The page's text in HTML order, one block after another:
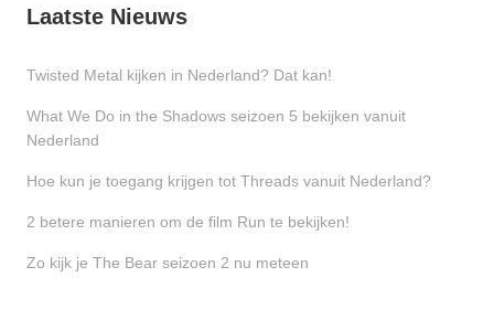
Laatste Nieuws
Twisted Metal kijken in Nederland? Dat kan!
What We Do in the Shadows seizoen 5 bekijken vanuit
Nederland
Hoe kun je toegang krijgen tot Threads vanuit Nederland?
2 betere manieren om de film Run te bekijken!
Zo kijk je The Bear seizoen 2 nu meteen